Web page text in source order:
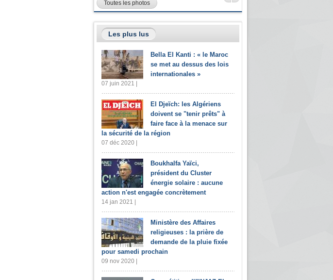
Toutes les photos
Les plus lus
Bella El Kanti : « le Maroc
se met au dessus des lois
internationales »
07 juin 2021 |
El Djeïch: les Algériens
doivent se "tenir prêts" à
faire face à la menace sur
la sécurité de la région
07 déc 2020 |
Boukhalfa Yaïci,
président du Cluster
énergie solaire : aucune
action n'est engagée concrètement
14 jan 2021 |
Ministère des Affaires
religieuses : la prière de
demande de la pluie fixée
pour samedi prochain
09 nov 2020 |